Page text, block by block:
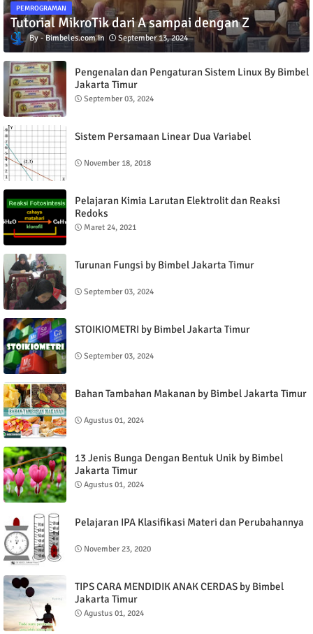
PEMROGRAMAN
Tutorial MikroTik dari A sampai dengan Z
Bimbeles.com September 13, 2024
Pengenalan dan Pengaturan Sistem Linux By Bimbel
Jakarta Timur
September 03, 2024
Sistem Persamaan Linear Dua Variabel
November 18, 2018
Pelajaran Kimia Larutan Elektrolit dan Reaksi
Redoks
Maret 24, 2021
Turunan Fungsi by Bimbel Jakarta Timur
September 03, 2024
STOIKIOMETRI by Bimbel Jakarta Timur
September 03, 2024
Bahan Tambahan Makanan by Bimbel Jakarta Timur
Agustus 01, 2024
13 Jenis Bunga Dengan Bentuk Unik by Bimbel
Jakarta Timur
Agustus 01, 2024
Pelajaran IPA Klasifikasi Materi dan Perubahannya
November 23, 2020
TIPS CARA MENDIDIK ANAK CERDAS by Bimbel
Jakarta Timur
Agustus 01, 2024